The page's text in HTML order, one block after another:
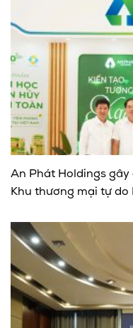
An Phát Holdings
Khu thương mại tự do